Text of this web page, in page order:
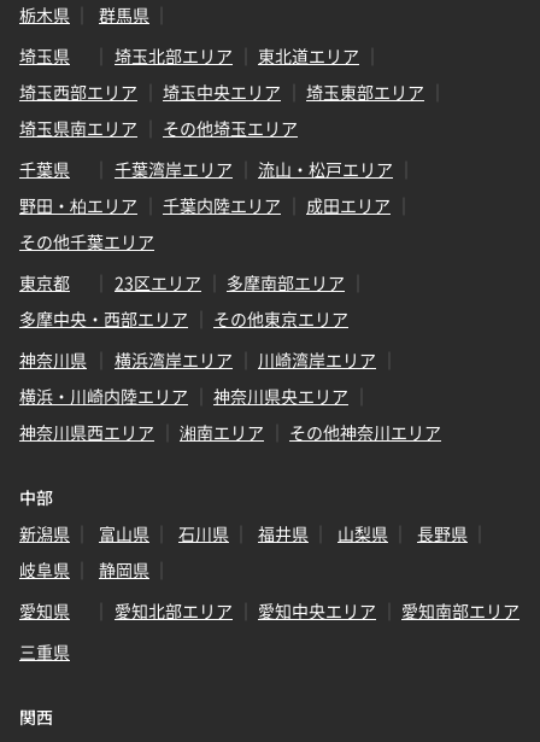
栃木県
群馬県
埼玉県
埼玉北部エリア
東北道エリア
埼玉西部エリア
埼玉中央エリア
埼玉東部エリア
埼玉県南エリア
その他埼玉エリア
千葉県
千葉湾岸エリア
流山・松戸エリア
野田・柏エリア
千葉内陸エリア
成田エリア
その他千葉エリア
東京都
23区エリア
多摩南部エリア
多摩中央・西部エリア
その他東京エリア
神奈川県
横浜湾岸エリア
川崎湾岸エリア
横浜・川崎内陸エリア
神奈川県央エリア
神奈川県西エリア
湘南エリア その他神奈川エリア
中部
新潟県
富山県 石川県 福井県 山梨県
長野県
岐阜県
静岡県
愛知県
愛知北部エリア 愛知中央エリア
愛知南部エリア
三重県
関西